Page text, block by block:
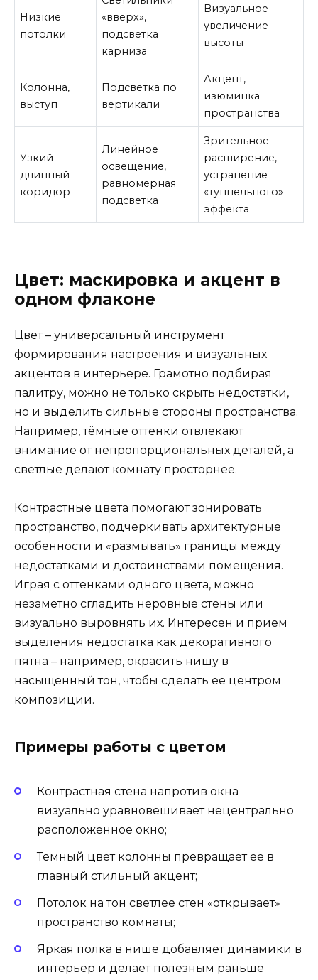
Низкие
потолки
«вверх»,
подсветка
карниза
Визуальное
увеличение
высоты
Колонна,
выступ
Подсветка по
вертикали
Акцент,
изюминка
пространства
Узкий
длинный
коридор
Линейное
освещение,
равномерная
подсветка
Зрительное
расширение,
устранение
«туннельного»
эффекта
Цвет: маскировка и акцент в
одном флаконе
Цвет – универсальный инструмент
формирования настроения и визуальных
акцентов в интерьере. Грамотно подбирая
палитру, можно не только скрыть недостатки,
но и выделить сильные стороны пространства.
Например, тёмные оттенки отвлекают
внимание от непропорциональных деталей, а
светлые делают комнату просторнее.
Контрастные цвета помогают зонировать
пространство, подчеркивать архитектурные
особенности и «размывать» границы между
недостатками и достоинствами помещения.
Играя с оттенками одного цвета, можно
незаметно сгладить неровные стены или
визуально выровнять их. Интересен и прием
выделения недостатка как декоративного
пятна – например, окрасить нишу в
насыщенный тон, чтобы сделать ее центром
композиции.
Примеры работы с цветом
Контрастная стена напротив окна
визуально уравновешивает нецентрально
расположенное окно;
Темный цвет колонны превращает ее в
главный стильный акцент;
Потолок на тон светлее стен «открывает»
пространство комнаты;
Яркая полка в нише добавляет динамики в
интерьер и делает полезным раньше